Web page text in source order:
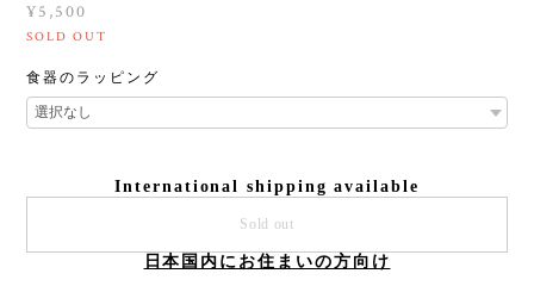
¥5,500
SOLD OUT
食器のラッピング
International shipping available
Sold out
日本国内にお住まいの方向け